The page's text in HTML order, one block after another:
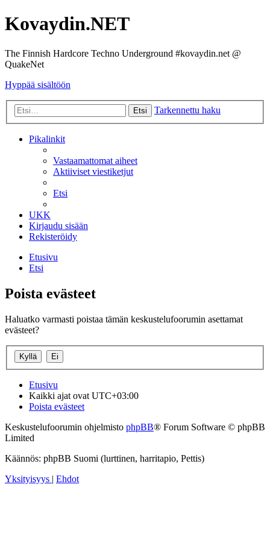
Kovaydin.NET
The Finnish Hardcore Techno Underground #kovaydin.net @
QuakeNet
Hyppää sisältöön
Etsi Tarkennettu haku
Pikalinkit
Vastaamattomat aiheet
Aktiiviset viestiketjut
Etsi
UKK
Kirjaudu sisään
Rekisteröidy
Etusivu
Etsi
Poista evästeet
Haluatko varmasti poistaa tämän keskustelufoorumin asettamat
evästeet?
Etusivu
Kaikki ajat ovat UTC+03:00
Poista evästeet
Keskustelufoorumin ohjelmisto phpBB® Forum Software © phpBB
Limited
Käännös: phpBB Suomi (lurttinen, harritapio, Pettis)
Yksityisyys | Ehdot